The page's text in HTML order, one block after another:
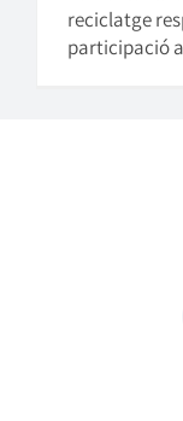
reciclatge
participació